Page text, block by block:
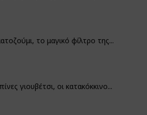
το μαγικό φίλτρο της...
γιουβέτσι, οι κατακόκκινο...